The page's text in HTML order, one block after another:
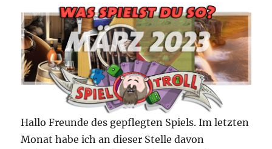
Hallo Freunde des gepflegten Spiels. Im letzten
Monat habe ich an dieser Stelle davon